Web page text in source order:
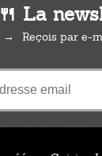
🍴 La
Reçois par e-